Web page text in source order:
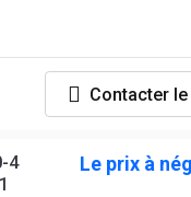
Contacter
4
Le prix à